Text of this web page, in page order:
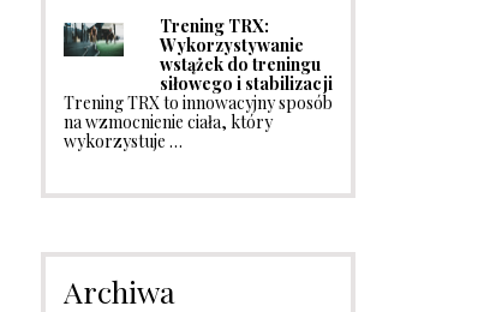
Trening TRX:
Wykorzystywanie
wstążek do treningu
siłowego i stabilizacji
Trening TRX to innowacyjny sposób
na wzmocnienie ciała, który
wykorzystuje …
Archiwa